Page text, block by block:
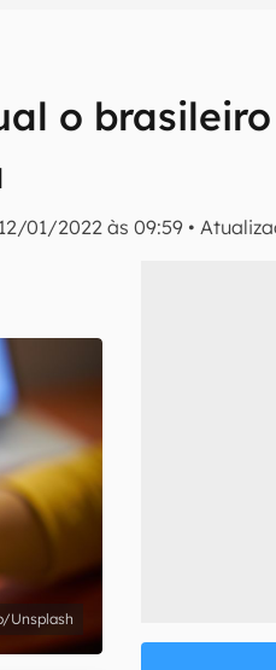
o
12/01/2022 às 09:59 •
e reviews sobre tecnologia
se
Uso e Política de Privacidade do
Unsplash